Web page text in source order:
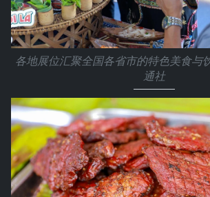
各地展位汇聚全国各省市的特色美食与
通社